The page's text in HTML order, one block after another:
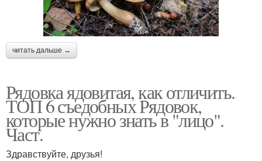
читать дальше →
Рядовка ядовитая, как отличить.
ТОП 6 съедобных Рядовок,
которые нужно знать в "лицо".
Част.
Здравствуйте, друзья!